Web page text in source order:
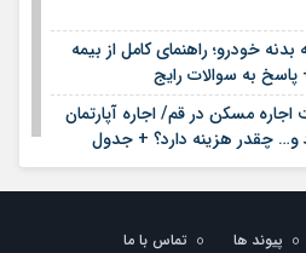
بدنه خودرو؛ راهنمای کامل از بیمه
به سوالات رایج
مسکن در قم/ اجاره آپارتمان
و… چقدر هزینه دارد؟ + جدول
کارکرده/ ماکسیما،پیوند ها تماس با ما